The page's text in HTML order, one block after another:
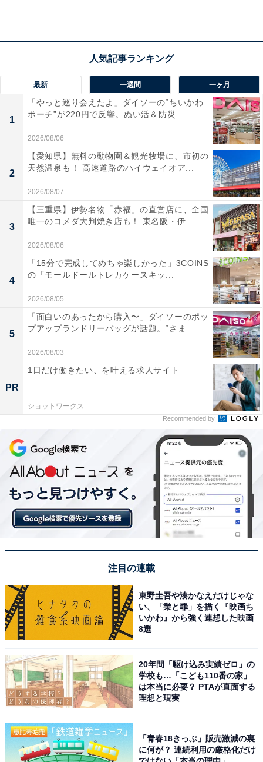
人墨客に愛された東山の地で、静かに時を重ねるような
滞在を楽しめる宿です。
クーポン詳細
予約可能期間：2025年10月1日 00:00 ～ 2025年10月31
日 23:59
宿泊可能期間：2025年10月1日 チェックイン ～ 2026年3
月31日 チェックアウト
枚数制限：先着100枚
利用条件：2025年12月27日～2026年1月3日の宿泊不可 /
2026年3月20日～2026年3月21日の宿泊不可 / 2025年10
月11日～2025年10月12日の宿泊不可 / 2025年11月1日～
2025年11月2日の宿泊不可 / 2025年11月22日～2025年
11月23日の宿泊不可 / 2026年2月21日～2026年2月22日
の宿泊不可 / 土 曜日の宿泊不可 / 35,000円（税込）以上
楽天トラベルの「宿クーポン」とは？
楽天トラベルでは、各宿泊施設がオリジナルで発行する
す。掘り出し物もあるかもしれません。割引額や配布枚
数は宿泊施設によって異なるので、お得なクーポンをぜ
ひ探してみてください。
楽天トラベルで宿クーポンを探す
最新 一週間 一ヶ月
1
「やっと巡り会えたよ」ダイソーの“ちいかわ
ポーチ”が220円で反響。ぬい活＆防災...
2026/08/06
2
【愛知県】無料の動物園＆観光牧場に、市初の
天然温泉も！ 高速道路のハイウェイオア...
2026/08/07
3
【三重県】伊勢名物「赤福」の直営店に、全国
唯一のコメダ大判焼き店も！ 東名阪・伊...
2026/08/06
4
「15分で完成してめちゃ楽しかった」3COINS
の「モールドールトレカケースキッ...
2026/08/05
5
「面白いのあったから購入〜」ダイソーのポッ
プアップランドリーバッグが話題。“さま...
2026/08/03
PR
1日だけ働きたい、を叶える求人サイト
ショットワークス
Recommended by
注目の連載
東野圭吾や湊かなえだけじゃな
い、「業と罪」を描く『映画ち
いかわ』から強く連想した映画
8選
20年間「駆け込み実績ゼロ」の
学校も…「こども110番の家」
は本当に必要？ PTAが直面する
理想と現実
「青春18きっぷ」販売激減の裏
に何が？ 連続利用の厳格化だけ